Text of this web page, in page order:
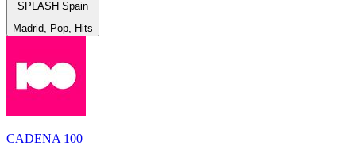
SPLASH Spain
Madrid, Pop, Hits
CADENA 100